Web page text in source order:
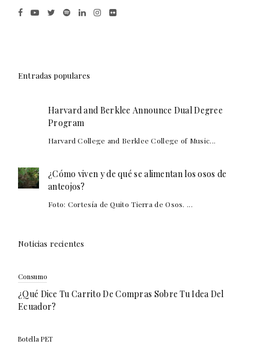
Entradas populares
Harvard and Berklee Announce Dual Degree
Program
Harvard College and Berklee College of Music...
¿Cómo viven y de qué se alimentan los osos de
anteojos?
Foto: Cortesía de Quito Tierra de Osos. ...
Noticias recientes
Consumo
¿Qué Dice Tu Carrito De Compras Sobre Tu Idea Del
Ecuador?
Botella PET